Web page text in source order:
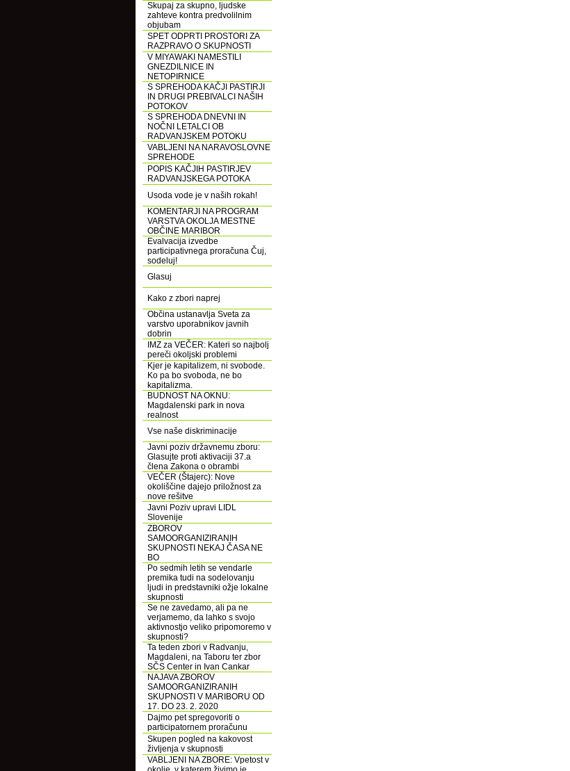
Skupaj za skupno, ljudske
zahteve kontra predvolilnim
objubam
SPET ODPRTI PROSTORI ZA
RAZPRAVO O SKUPNOSTI
V MIYAWAKI NAMESTILI
GNEZDILNICE IN
NETOPIRNICE
S SPREHODA KAČJI PASTIRJI
IN DRUGI PREBIVALCI NAŠIH
POTOKOV
S SPREHODA DNEVNI IN
NOČNI LETALCI OB
RADVANJSKEM POTOKU
VABLJENI NA NARAVOSLOVNE
SPREHODE
POPIS KAČJIH PASTIRJEV
RADVANJSKEGA POTOKA
Usoda vode je v naših rokah!
KOMENTARJI NA PROGRAM
VARSTVA OKOLJA MESTNE
OBČINE MARIBOR
Evalvacija izvedbe
participativnega proračuna Čuj,
sodeluj!
Glasuj
Kako z zbori naprej
Občina ustanavlja Sveta za
varstvo uporabnikov javnih
dobrin
IMZ za VEČER: Kateri so najbolj
pereči okoljski problemi
Kjer je kapitalizem, ni svobode.
Ko pa bo svoboda, ne bo
kapitalizma.
BUDNOST NA OKNU:
Magdalenski park in nova
realnost
Vse naše diskriminacije
Javni poziv državnemu zboru:
Glasujte proti aktivaciji 37.a
člena Zakona o obrambi
VEČER (Štajerc): Nove
okoliščine dajejo priložnost za
nove rešitve
Javni Poziv upravi LIDL
Slovenije
ZBOROV
SAMOORGANIZIRANIH
SKUPNOSTI NEKAJ ČASA NE
BO
Po sedmih letih se vendarle
premika tudi na sodelovanju
ljudi in predstavniki ožje lokalne
skupnosti
Se ne zavedamo, ali pa ne
verjamemo, da lahko s svojo
aktivnostjo veliko pripomoremo v
skupnosti?
Ta teden zbori v Radvanju,
Magdaleni, na Taboru ter zbor
SČS Center in Ivan Cankar
NAJAVA ZBOROV
SAMOORGANIZIRANIH
SKUPNOSTI V MARIBORU OD
17. DO 23. 2. 2020
Dajmo pet spregovoriti o
participatornem proračunu
Skupen pogled na kakovost
življenja v skupnosti
VABLJENI NA ZBORE: Vpetost v